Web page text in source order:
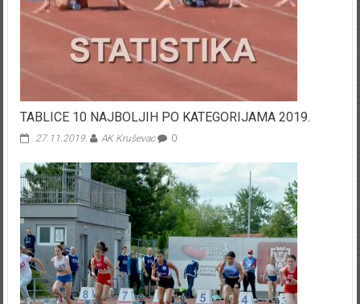
TABLICE 10 NAJBOLJIH PO KATEGORIJAMA 2019.
27.11.2019. AK Kruševac 0